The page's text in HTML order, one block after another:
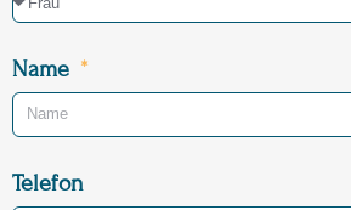
Name
Telefon